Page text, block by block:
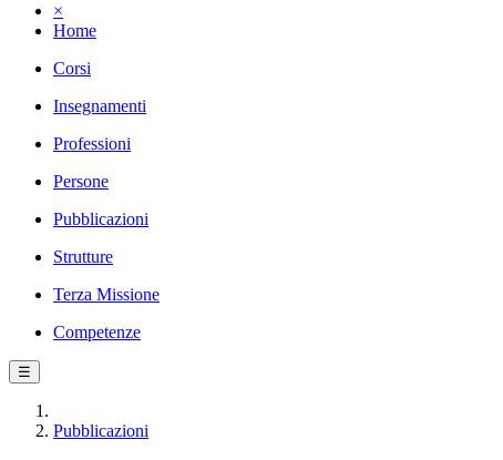
×
Home
Corsi
Insegnamenti
Professioni
Persone
Pubblicazioni
Strutture
Terza Missione
Competenze
☰
Pubblicazioni